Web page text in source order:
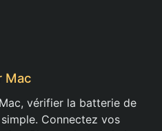
Mac
vérifier la batterie de
Connectez vos